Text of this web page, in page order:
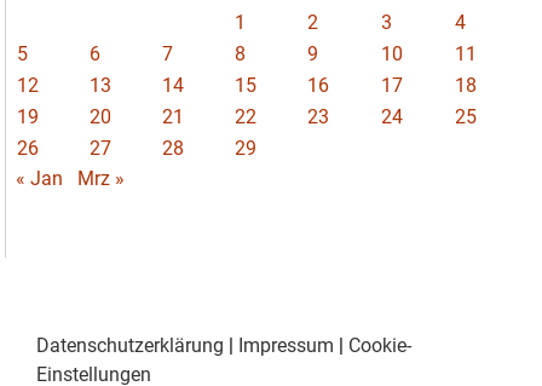
1 2 3
4
5
6 7 8 9 10
11
12
13 14 15 16 17
18
19
20 21 22 23 24
25
26
27 28
29
« Jan
Mrz »
Datenschutzerklärung | Impressum | Cookie-
Einstellungen